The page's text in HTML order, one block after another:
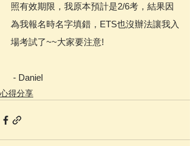
照有效期限，我原本預計是2/6考，結果因
為我報名時名字填錯，ETS也沒辦法讓我入
場考試了~~大家要注意!
- Daniel
心得分享